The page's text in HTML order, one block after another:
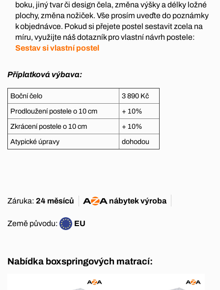
boku, jiný tvar či design čela, změna výšky a délky ložné
plochy, změna nožiček. Vše prosím uveďte do poznámky
k objednávce. Pokud si přejete postel sestavit zcela na
míru, využijte náš dotazník pro vlastní návrh postele:
Sestav si vlastní postel
Příplatková výbava:
Boční čelo
3 890 Kč
Prodloužení postele o 10 cm
+ 10%
Zkrácení postele o 10 cm
+ 10%
Atypické úpravy
dohodou
Záruka: 24 měsíců nábytekvýroba
Země původu: EU
Nabídka boxspringových matrací: